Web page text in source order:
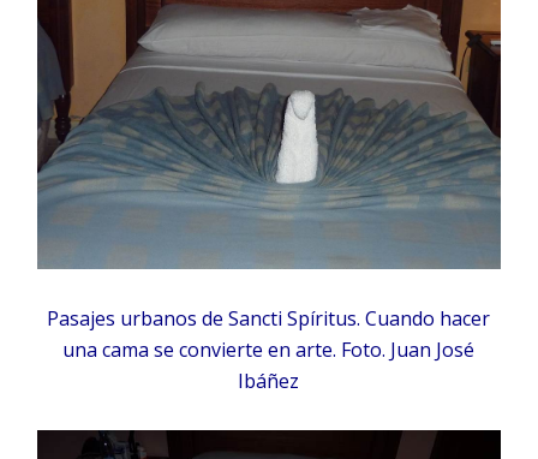
Pasajes urbanos de Sancti Spíritus. Cuando hacer
una cama se convierte en arte. Foto. Juan José
Ibáñez